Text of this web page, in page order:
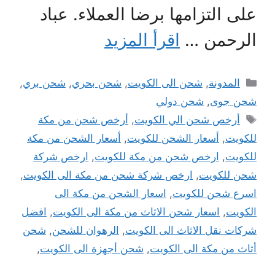
على التزامها برضا العملاء. عباد
الرحمن … اقرأ المزيد
التصنيفات
المدونة, شحن الى الكويت, شحن بحري, شحن بري,
شحن جوى, شحن دولي
الوسوم
أرخص شحن الي الكويت, أرخص شحن من مكة
للكويت, أسعار الشحن للكويت, أسعار الشحن من مكة
للكويت, ارخص شحن من مكة للكويت, ارخص شركة
شحن للكويت, ارخص شركة شحن من مكة الى الكويت,
اسرع شحن للكويت, اسعار الشحن من مكة الى
الكويت, اسعار شحن الاثاث من مكة الى الكويت, افضل
شركات نقل الاثاث الى الكويت, الرهوان للشحن, شحن
أثاث من مكة الى الكويت, شحن أجهزة الى الكويت,